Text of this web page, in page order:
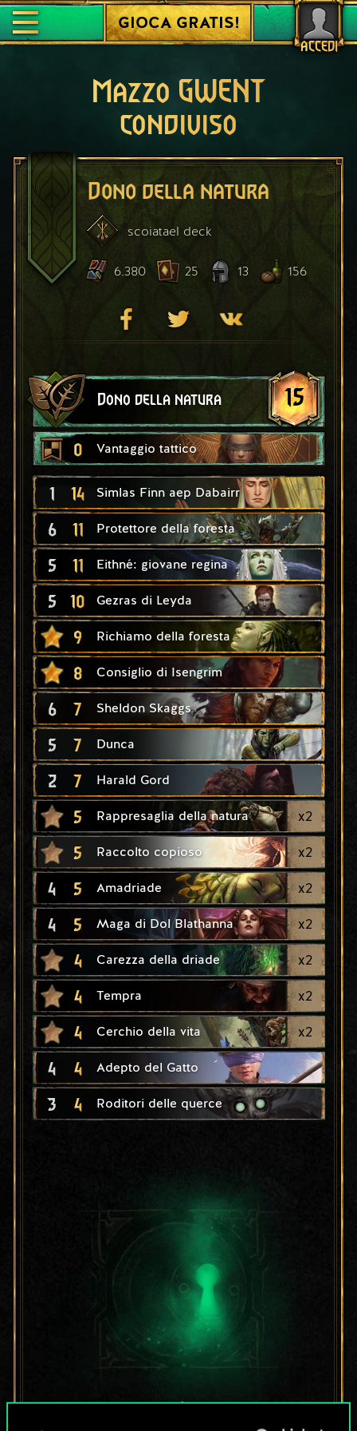
ACCEDI
GIOCA GRATIS!
Mazzo GWENT
condiviso
Dono della natura
scoiatael deck
6.380 25 13 156
Dono della natura 15
0 Vantaggio tattico
1 14 Simlas Finn aep Dabairr
6 11 Protettore della foresta
5 11 Eithné: giovane regina
5 10 Gezras di Leyda
9 Richiamo della foresta
8 Consiglio di Isengrim
6 7 Sheldon Skaggs
5 7 Dunca
2 7 Harald Gord
5 Rappresaglia della natura x2
5 Raccolto copioso x2
4 5 Amadriade x2
4 5 Maga di Dol Blathanna x2
4 Carezza della driade x2
4 Tempra x2
4 Cerchio della vita x2
4 4 Adepto del Gatto
3 4 Roditori delle querce